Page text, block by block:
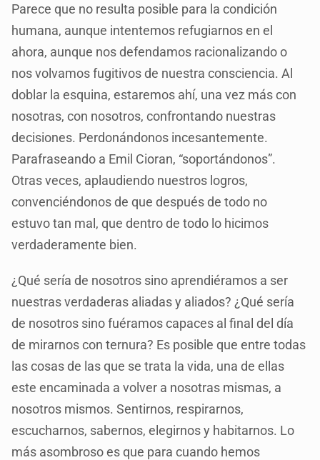
Parece que no resulta posible para la condición
humana, aunque intentemos refugiarnos en el
ahora, aunque nos defendamos racionalizando o
nos volvamos fugitivos de nuestra consciencia. Al
doblar la esquina, estaremos ahí, una vez más con
nosotras, con nosotros, confrontando nuestras
decisiones. Perdonándonos incesantemente.
Parafraseando a Emil Cioran, “soportándonos”.
Otras veces, aplaudiendo nuestros logros,
convenciéndonos de que después de todo no
estuvo tan mal, que dentro de todo lo hicimos
verdaderamente bien.
¿Qué sería de nosotros sino aprendiéramos a ser
nuestras verdaderas aliadas y aliados? ¿Qué sería
de nosotros sino fuéramos capaces al final del día
de mirarnos con ternura? Es posible que entre todas
las cosas de las que se trata la vida, una de ellas
este encaminada a volver a nosotras mismas, a
nosotros mismos. Sentirnos, respirarnos,
escucharnos, sabernos, elegirnos y habitarnos. Lo
más asombroso es que para cuando hemos